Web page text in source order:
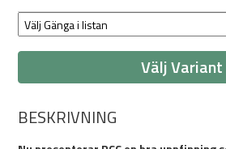
Välj Variant
BESKRIVNING